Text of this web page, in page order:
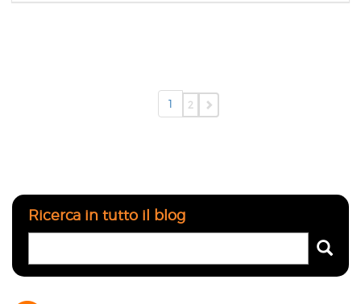
1 2
Ricerca in tutto il blog